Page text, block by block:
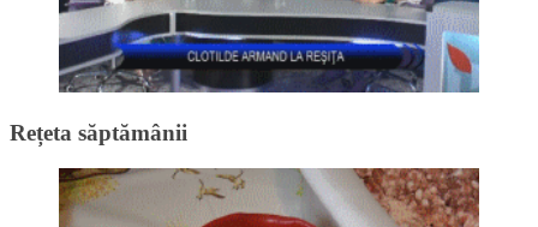
Rețeta săptămânii